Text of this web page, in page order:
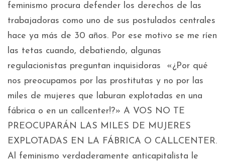
feminismo procura defender los derechos de las
trabajadoras como uno de sus postulados centrales
hace ya más de 30 años. Por ese motivo se me ríen
las tetas cuando, debatiendo, algunas
regulacionistas preguntan inquisidoras «¿Por qué
nos preocupamos por las prostitutas y no por las
miles de mujeres que laburan explotadas en una
fábrica o en un callcenter!?» A VOS NO TE
PREOCUPARÁN LAS MILES DE MUJERES
EXPLOTADAS EN LA FÁBRICA O CALLCENTER.
Al feminismo verdaderamente anticapitalista le